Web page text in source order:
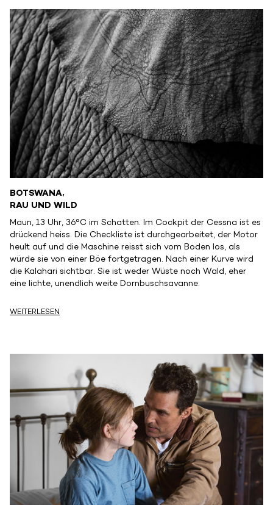
BOTSWANA,
RAU UND WILD
Maun, 13 Uhr, 36°C im Schatten. Im Cockpit der Cessna ist es
drückend heiss. Die Checkliste ist durchgearbeitet, der Motor
heult auf und die Maschine reisst sich vom Boden los, als
würde sie von einer Böe fortgetragen. Nach einer Kurve wird
die Kalahari sichtbar. Sie ist weder Wüste noch Wald, eher
eine lichte, unendlich weite Dornbuschsavanne.
WEITERLESEN